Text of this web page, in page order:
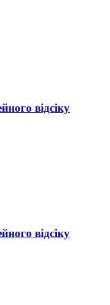
відсіку
відсіку